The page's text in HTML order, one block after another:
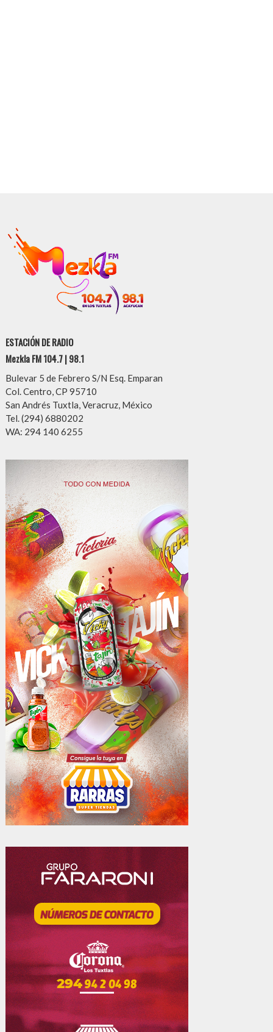
ESTACIÓN DE RADIO
Mezkla FM 104.7 | 98.1
Bulevar 5 de Febrero S/N Esq. Emparan
Col. Centro, CP 95710
San Andrés Tuxtla, Veracruz, México
Tel. (294) 6880202
WA: 294 140 6255